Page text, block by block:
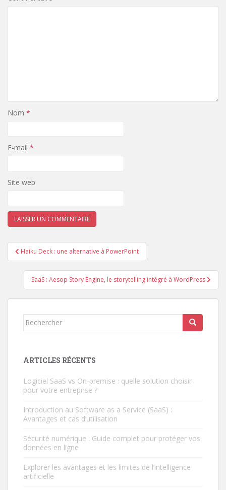
Nom *
E-mail *
Site web
Navigation
de
l’article
Haiku Deck : une alternative à PowerPoint
SaaS : Aesop Story Engine, le storytelling intégré à WordPress
Rechercher...
ARTICLES RÉCENTS
Logiciel SaaS vs On-premise : quelle solution choisir
pour votre entreprise ?
Introduction au Software as a Service (SaaS) :
Avantages et cas d’utilisation
Sécurité numérique : Guide complet pour protéger vos
données en ligne
Explorer les avantages et les limites de l’intelligence
artificielle